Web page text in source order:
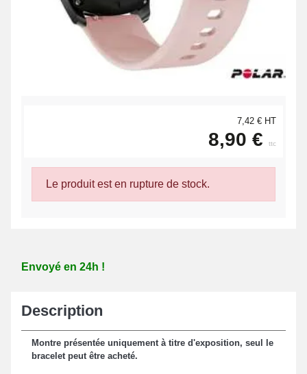
7,42 € HT
8,90 € ttc
Le produit est en rupture de stock.
Envoyé en 24h !
Description
Montre présentée uniquement à titre d'exposition, seul le
bracelet peut être acheté.